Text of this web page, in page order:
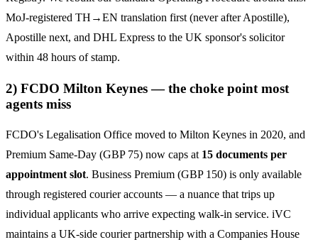
MoJ-registered TH→EN translation first (never after Apostille),
Apostille next, and DHL Express to the UK sponsor's solicitor
within 48 hours of stamp.
2) FCDO Milton Keynes — the choke point most
agents miss
FCDO's Legalisation Office moved to Milton Keynes in 2020, and
Premium Same-Day (GBP 75) now caps at 15 documents per
appointment slot. Business Premium (GBP 150) is only available
through registered courier accounts — a nuance that trips up
individual applicants who arrive expecting walk-in service. iVC
maintains a UK-side courier partnership with a Companies House